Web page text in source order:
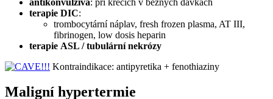
terapie DIC:
trombocytární náplav, fresh frozen plasma, AT III,
fibrinogen, low dosis heparin
terapie ASL / tubulární nekrózy
Kontraindikace: antipyretika + fenothiaziny
Maligní hypertermie